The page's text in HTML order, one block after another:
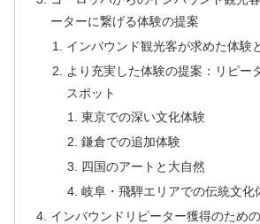
ーターに繋げる体験の提案
インバウンド観光客が求めた体験
より充実した体験の提案：リピー
スポット
東京での深い文化体験
鎌倉での追加体験
四国のアートと大自然
岐阜・飛騨エリアでの伝統文化
インバウンドリピーター獲得のため